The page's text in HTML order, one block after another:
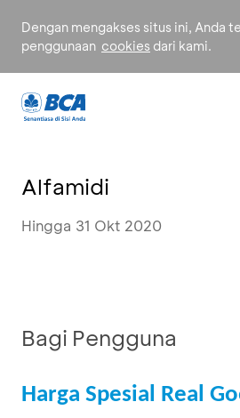
Dengan mengakses situs ini, Anda
penggunaan cookies dari kami.
Alfamidi
Hingga 31 Okt 2020
Bagi Pengguna
Harga Spesial Real